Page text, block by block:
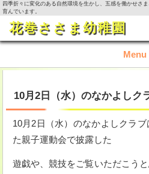
四季折々に変化のある自然環境を生かし、五感を働かせさ
育んでいます。
花巻ささま幼稚園
Menu
園の概要
園の生活
10月2日（水）のなかよしク
10月2日（水）のなかよしクラ
た親子運動会で披露した
遊戯や、競技をご覧いただこう